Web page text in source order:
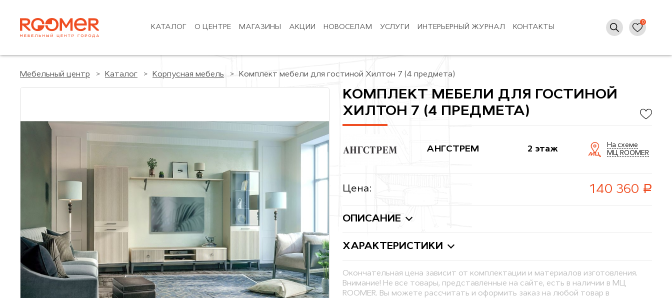
КАТАЛОГ О ЦЕНТРЕ МАГАЗИНЫ АКЦИИ НОВОСЕЛАМ УСЛУГИ ИНТЕРЬЕРНЫЙ ЖУРНАЛ КОНТАКТЫ
Мебельный центр Каталог Корпусная мебель Комплект мебели для гостиной Хилтон 7 (4 предмета)
КОМПЛЕКТ МЕБЕЛИ ДЛЯ ГОСТИНОЙ
ХИЛТОН 7 (4 ПРЕДМЕТА)
АНГСТРЕМ 2 этаж
На схеме
МЦ ROOMER
Цена: 140 360 руб.
ОПИСАНИЕ
ХАРАКТЕРИСТИКИ
Окончательная цена зависит от комплектации и материалов изготовления.
Внимание! Не все товары, представленные на сайте, есть в наличии в МЦ
ROOMER. Вы можете рассчитать и оформить заказ на любой товар в